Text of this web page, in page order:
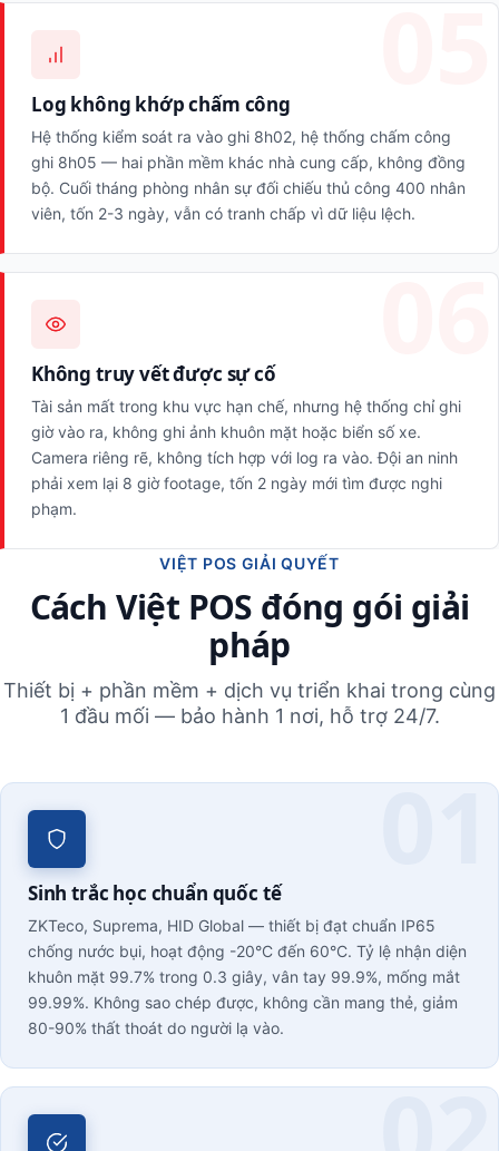
Log không khớp chấm công
Hệ thống kiểm soát ra vào ghi 8h02, hệ thống chấm công
ghi 8h05 — hai phần mềm khác nhà cung cấp, không đồng
bộ. Cuối tháng phòng nhân sự đối chiếu thủ công 400 nhân
viên, tốn 2-3 ngày, vẫn có tranh chấp vì dữ liệu lệch.
Không truy vết được sự cố
Tài sản mất trong khu vực hạn chế, nhưng hệ thống chỉ ghi
giờ vào ra, không ghi ảnh khuôn mặt hoặc biển số xe.
Camera riêng rẽ, không tích hợp với log ra vào. Đội an ninh
phải xem lại 8 giờ footage, tốn 2 ngày mới tìm được nghi
phạm.
VIỆT POS GIẢI QUYẾT
Cách Việt POS đóng gói giải
pháp
Thiết bị + phần mềm + dịch vụ triển khai trong cùng
1 đầu mối — bảo hành 1 nơi, hỗ trợ 24/7.
Sinh trắc học chuẩn quốc tế
ZKTeco, Suprema, HID Global — thiết bị đạt chuẩn IP65
chống nước bụi, hoạt động -20°C đến 60°C. Tỷ lệ nhận diện
khuôn mặt 99.7% trong 0.3 giây, vân tay 99.9%, mống mắt
99.99%. Không sao chép được, không cần mang thẻ, giảm
80-90% thất thoát do người lạ vào.